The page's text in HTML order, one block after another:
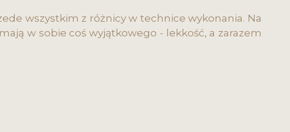
wszystkim z różnicy w technice wykonania. Na
w sobie coś wyjątkowego - lekkość, a zarazem